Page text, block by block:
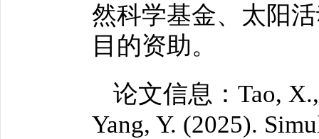
然科学基金、太阳
目的资助。
论文信息：Tao,
Yang, Y. (2025).